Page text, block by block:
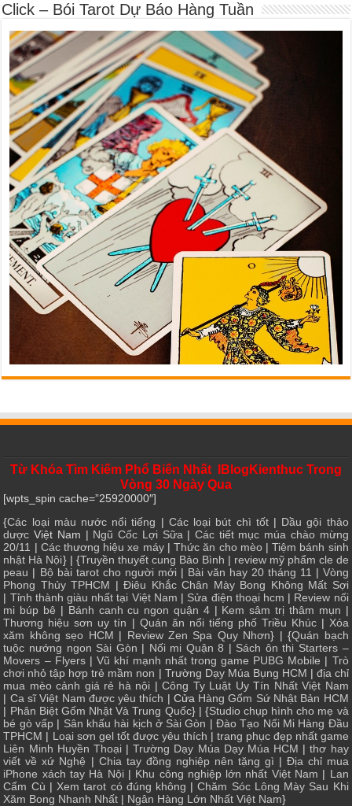
Click – Bói Tarot Dự Báo Hàng Tuần
Từ Khóa Tìm Kiếm Phổ Biến Nhất IBlogKienthuc Trong
Vòng 30 Ngày Qua
[wpts_spin cache=”25920000″]
{Các loại màu nước nổi tiếng | Các loại bút chì tốt| Dầu gội thảo
dược Việt Nam | Ngũ Cốc Lợi Sữa | Các tiết mục múa chào mừng
20/11 | Các thương hiệu xe máy|Thức ăn cho mèo|Tiệm bánh sinh
nhật Hà Nội} | {Truyền thuyết cung Bảo Bình | review mỹ phẩm cle de
peau | Bộ bài tarot cho người mới| Bài văn hay 20 tháng 11 | Vòng
Phong Thủy TPHCM |Điêu Khắc Chân Mày Bong Không Mất Sợi
| Tỉnh thành giàu nhất tại Việt Nam | Sửa điện thoại hcm | Review nối
mi búp bê | Bánh canh cu ngon quận 4| Kem sâm trị thâm mụn |
Thương hiệu sơn uy tín | Quán ăn nổi tiếng phố Triều Khúc| Xóa
xăm không sẹo HCM | Review Zen Spa Quy Nhơn} | {Quán bạch
tuộc nướng ngon Sài Gòn | Nối mi Quận 8 | Sách ôn thi Starters –
Movers – Flyers| Vũ khí mạnh nhất trong game PUBG Mobile | Trò
chơi nhỏ tập hợp trẻ mầm non | Trường Dạy Múa Bụng HCM | địa chỉ
mua mèo cảnh giá rẻ hà nội |Công Ty Luật Uy Tín Nhất Việt Nam
| Ca sĩ Việt Nam được yêu thích | Cửa Hàng Gốm Sứ Nhật Bản HCM
| Phân Biệt Gốm Nhật Và Trung Quốc} | {Studio chụp hình cho mẹ và
bé gò vấp | Sân khấu hài kịch ở Sài Gòn |Đào Tạo Nối Mi Hàng Đầu
TPHCM | Loại sơn gel tốt được yêu thích | trang phục đẹp nhất game
Liên Minh Huyền Thoại|Trường Dạy Múa Dạy Múa HCM |thơ hay
viết về xứ Nghệ | Chia tay đồng nghiệp nên tặng gì | Địa chỉ mua
iPhone xách tay Hà Nội| Khu công nghiệp lớn nhất Việt Nam | Lan
Cẩm Cù | Xem tarot có đúng không |Chăm Sóc Lông Mày Sau Khi
Xăm Bong Nhanh Nhất | Ngân Hàng Lớn Nhất Việt Nam}